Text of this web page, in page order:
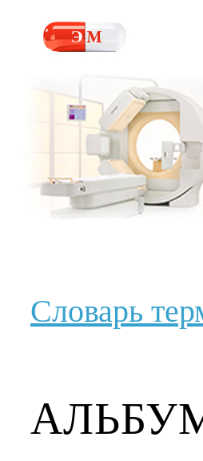
Словарь